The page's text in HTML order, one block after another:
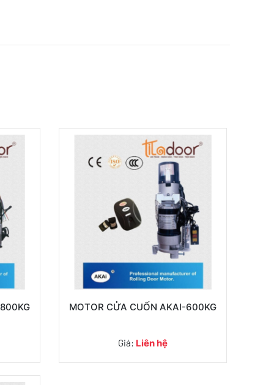
MOTOR CỬA CUỐN AKAI-600KG
Giá: Liên hệ